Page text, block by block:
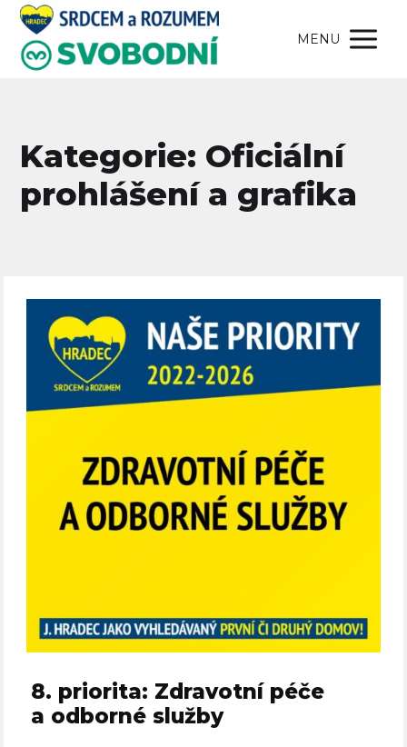
MENU
Kategorie: Oficiální
prohlášení a grafika
8. priorita: Zdravotní péče
a odborné služby